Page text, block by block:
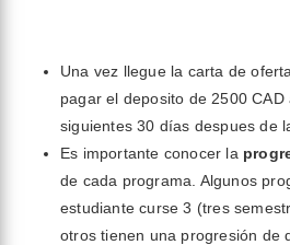
Una vez llegue la carta de
pagar el deposito de 2500
siguientes 30 días despues de
Es importante conocer la
de cada programa. Algunos
estudiante curse 3 (tres
otros tienen una progresión de